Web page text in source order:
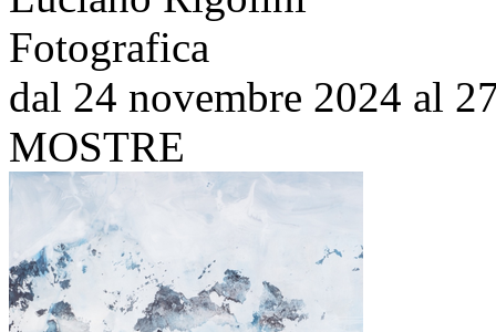
Fotografica
dal 24 novembre 2024 al
MOSTRE